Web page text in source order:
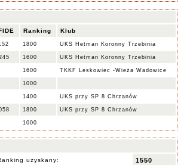
Ranking Klub
1800 UKS Hetman Koronny Trzebinia
1600 UKS Hetman Koronny Trzebinia
1600 TKKF Leskowiec -Wieża Wadowice
1000
1400 UKS przy SP 8 Chrzanów
1800 UKS przy SP 8 Chrzanów
1000
uzyskany: 1550